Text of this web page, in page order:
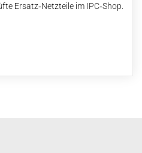
Ersatz‑Netzteile im IPC‑Shop.